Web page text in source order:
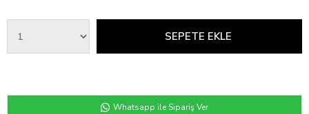
Whatsapp ile Sipariş Ver